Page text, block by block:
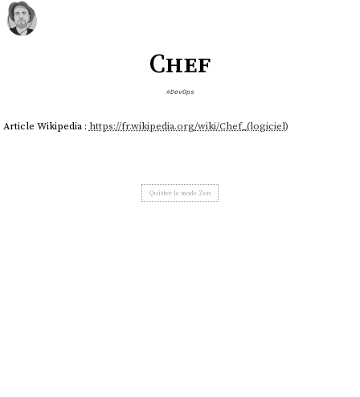
Chef
#DevOps
Article Wikipedia : https://fr.wikipedia.org/wiki/Chef_(logiciel)
Quitter le mode Zen